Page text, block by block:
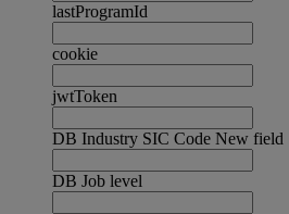
lastProgramId
cookie
jwtToken
DB Industry SIC Code New field
DB Job level